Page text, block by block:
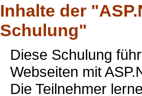
Inhalte der "
Schulung"
Diese Schulung
Webseiten mit
Die Teilnehmer